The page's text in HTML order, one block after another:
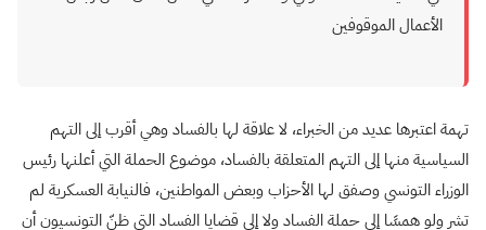
الأعمال الموقوفين
تهمة اعتبرها عديد من الخبراء، لا علاقة لها بالفساد وهي أقرب إلى التهم
السياسية منها إلى التهم المتعلقة بالفساد، موضوع الحملة التي أعلنها رئيس
الوزراء التونسي وصفق لها الأحزاب وبعض المواطنين، فالنيابة العسكرية لم
تشر ولو همسًا إلى حملة الفساد ولا إلى قضايا الفساد التي ظنّ التونسيون أن